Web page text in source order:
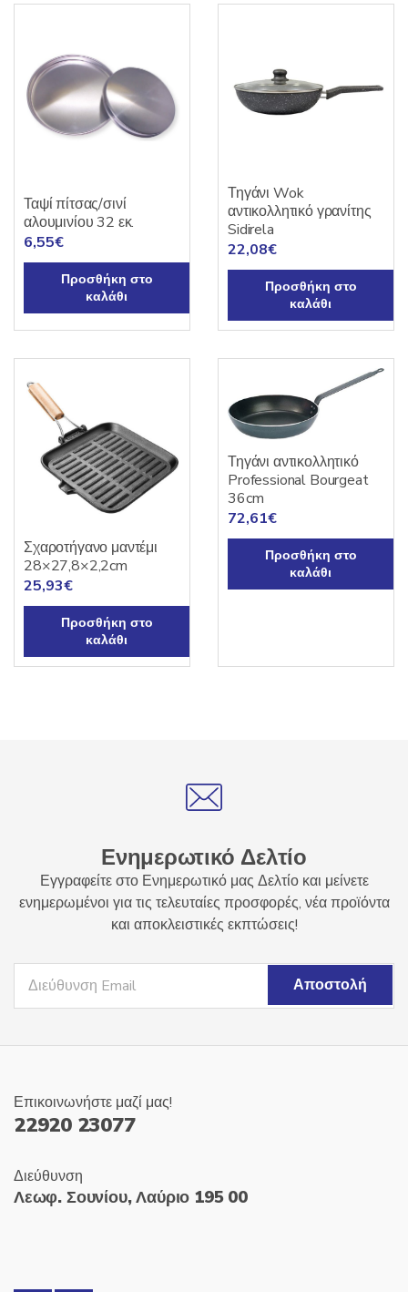
Ταψί πίτσας/σινί
αλουμινίου 32 εκ.
6,55€
Προσθήκη στο
καλάθι
Τηγάνι Wok
αντικολλητικό γρανίτης
Sidirela
22,08€
Προσθήκη στο
καλάθι
Σχαροτήγανο μαντέμι
28×27,8×2,2cm
25,93€
Προσθήκη στο
καλάθι
Τηγάνι αντικολλητικό
Professional Bourgeat
36cm
72,61€
Προσθήκη στο
καλάθι
Ενημερωτικό Δελτίο
Εγγραφείτε στο Ενημερωτικό μας Δελτίο και μείνετε
ενημερωμένοι για τις τελευταίες προσφορές, νέα προϊόντα
και αποκλειστικές εκπτώσεις!
Επικοινωνήστε μαζί μας!
22920 23077
Διεύθυνση
Λεωφ. Σουνίου, Λαύριο 195 00